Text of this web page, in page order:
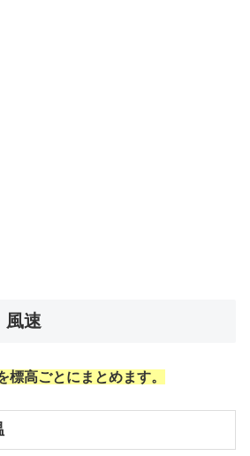
風速
標高ごとにまとめます。